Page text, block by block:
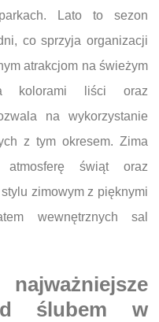
Lato to sezon
co sprzyja organizacji
atrakcjom na świeżym
kolorami liści oraz
na wykorzystanie
z tym okresem. Zima
atmosferę świąt oraz
zimowym z pięknymi
wewnętrznych sal
ślubem w